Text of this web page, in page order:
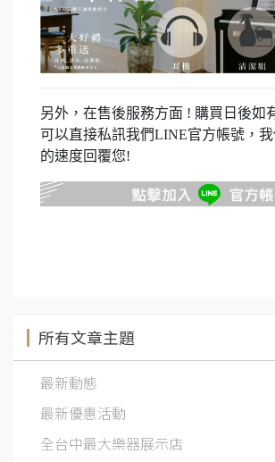
另外，在售後服務方面 ! 購買日後如
可以直接私訊我們LINE官方帳號，
的速度回覆您!
所有文章主題
最新動態
最新優惠活動
全台中最大樂器展示店